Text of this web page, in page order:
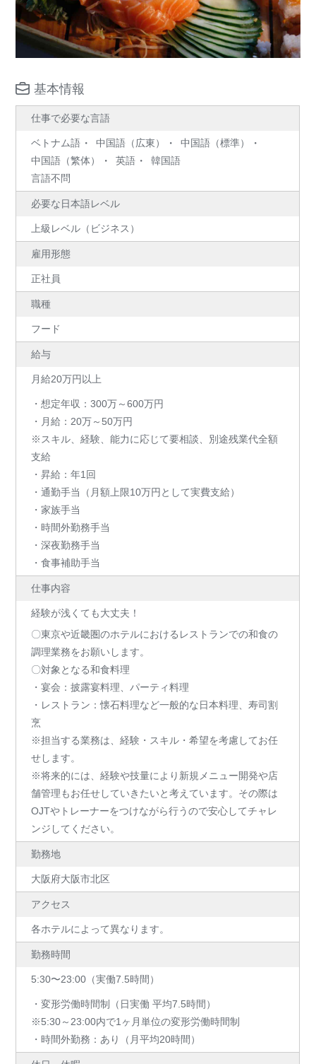
基本情報
仕事で必要な言語
ベトナム語 中国語（広東）
中国語（標準）
中国語（繁体）
英語
韓国語
言語不問
必要な日本語レベル
上級レベル（ビジネス）
雇用形態
正社員
職種
フード
給与
月給20万円以上
・想定年収：300万～600万円
・月給：20万～50万円
※スキル、経験、能力に応じて要相談、別途残業代全額
支給
・昇給：年1回
・通勤手当（月額上限10万円として実費支給）
・家族手当
・時間外勤務手当
・深夜勤務手当
・食事補助手当
仕事内容
経験が浅くても大丈夫！
〇東京や近畿圏のホテルにおけるレストランでの和食の
調理業務をお願いします。
〇対象となる和食料理
・宴会：披露宴料理、パーティ料理
・レストラン：懐石料理など一般的な日本料理、寿司割
烹
※担当する業務は、経験・スキル・希望を考慮してお任
せします。
※将来的には、経験や技量により新規メニュー開発や店
舗管理もお任せしていきたいと考えています。その際は
OJTやトレーナーをつけながら行うので安心してチャレ
ンジしてください。
勤務地
大阪府大阪市北区
アクセス
各ホテルによって異なります。
勤務時間
5:30〜23:00（実働7.5時間）
・変形労働時間制（日実働 平均7.5時間）
※5:30～23:00内で1ヶ月単位の変形労働時間制
・時間外勤務：あり（月平均20時間）